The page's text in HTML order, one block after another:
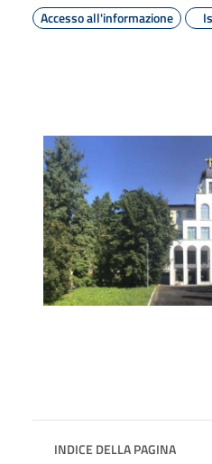
Accesso all'informazione
INDICE DELLA PAGINA